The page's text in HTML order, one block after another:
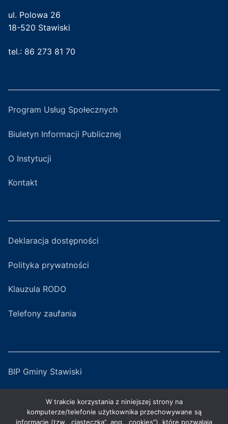
ul. Polowa 26
18-520 Stawiski
tel.: 86 273 81 70
Program Usług Społecznych
Biuletyn Informacji Publicznej
O Instytucji
Kontakt
Deklaracja dostępności
Polityka prywatności
Klauzula RODO
Telefony zaufania
BIP Gminy Stawiski
ZGKiM w Stawiskach
W trakcie korzystania z niniejszej strony na
komputerze/telefonie użytkownika przechowywane są
informacje (tzw. „ciasteczka”, ang. „cookies”), które pozwalają